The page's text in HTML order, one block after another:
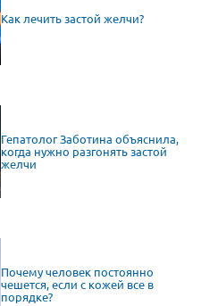
Как лечить застой желчи?
Гепатолог Заботина объяснила,
когда нужно разгонять застой
желчи
Почему человек постоянно
чешется, если с кожей все в
порядке?